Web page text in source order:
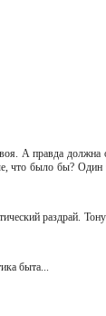
А правда должна
что было бы? Один
раздрай.
быта...